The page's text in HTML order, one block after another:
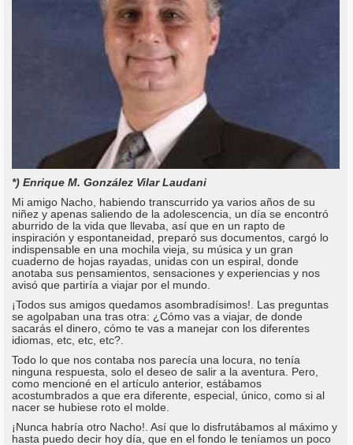
*) Enrique M. González Vilar Laudani
Mi amigo Nacho, habiendo transcurrido ya varios años de su
niñez y apenas saliendo de la adolescencia, un día se encontró
aburrido de la vida que llevaba, así que en un rapto de
inspiración y espontaneidad, preparó sus documentos, cargó lo
indispensable en una mochila vieja, su música y un gran
cuaderno de hojas rayadas, unidas con un espiral, donde
anotaba sus pensamientos, sensaciones y experiencias y nos
avisó que partiría a viajar por el mundo.
¡Todos sus amigos quedamos asombradísimos!. Las preguntas
se agolpaban una tras otra: ¿Cómo vas a viajar, de donde
sacarás el dinero, cómo te vas a manejar con los diferentes
idiomas, etc, etc, etc?.
Todo lo que nos contaba nos parecía una locura, no tenía
ninguna respuesta, solo el deseo de salir a la aventura. Pero,
como mencioné en el artículo anterior, estábamos
acostumbrados a que era diferente, especial, único, como si al
nacer se hubiese roto el molde.
¡Nunca habría otro Nacho!. Así que lo disfrutábamos al máximo y
hasta puedo decir hoy día, que en el fondo le teníamos un poco